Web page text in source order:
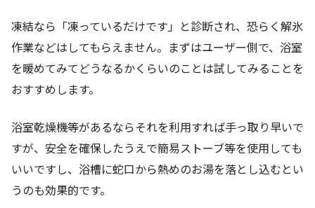
凍結なら「凍っているだけです」と診断され、恐らく解氷
作業などはしてもらえません。まずはユーザー側で、浴室
を暖めてみてどうなるかくらいのことは試してみることを
おすすめします。
浴室乾燥機等があるならそれを利用すれば手っ取り早いで
すが、安全を確保したうえで簡易ストーブ等を使用しても
いいですし、浴槽に蛇口から熱めのお湯を落とし込むとい
うのも効果的です。